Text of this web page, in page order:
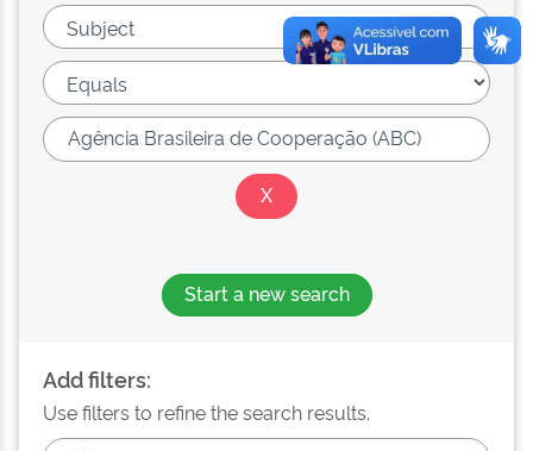
Start a new search
Add filters:
Use filters to refine the search results.